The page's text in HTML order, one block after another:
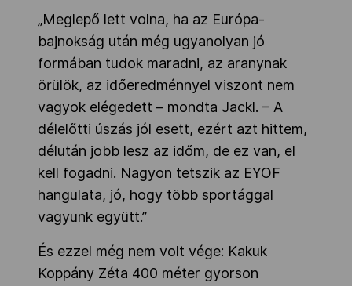
„Meglepő lett volna, ha az Európa-
bajnokság után még ugyanolyan jó
formában tudok maradni, az aranynak
örülök, az időeredménnyel viszont nem
vagyok elégedett – mondta Jackl. – A
délelőtti úszás jól esett, ezért azt hittem,
délután jobb lesz az időm, de ez van, el
kell fogadni. Nagyon tetszik az EYOF
hangulata, jó, hogy több sportággal
vagyunk együtt.”
És ezzel még nem volt vége: Kakuk
Koppány Zéta 400 méter gyorson